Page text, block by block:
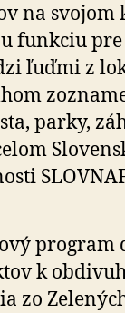
na svo­jom
funkciu
ľuďmi z
parky,
program
k
zo